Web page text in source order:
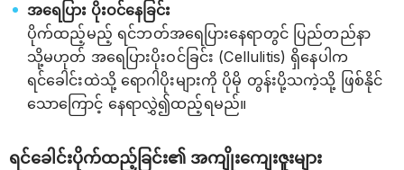
အရေပြား ပိုးဝင်နေခြင်း
ပိုက်ထည့်မည့် ရင်ဘတ်အရေပြားနေရာတွင် ပြည်တည်နာ
သို့မဟုတ် အရေပြားပိုးဝင်ခြင်း (Cellulitis) ရှိနေပါက
ရင်ခေါင်းထဲသို့ ရောဂါပိုးများကို ပိုမို တွန်းပို့သကဲ့သို့ ဖြစ်နိုင်
သောကြောင့် နေရာလွှဲ၍ထည့်ရမည်။
ရင်ခေါင်းပိုက်ထည့်ခြင်း၏ အကျိုးကျေးဇူးများ